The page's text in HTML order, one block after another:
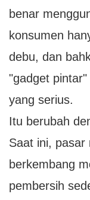
benar
konsumen
debu, dan
"gadget
yang serius.
Itu berubah
Saat ini, pasar
berkembang
pembersih